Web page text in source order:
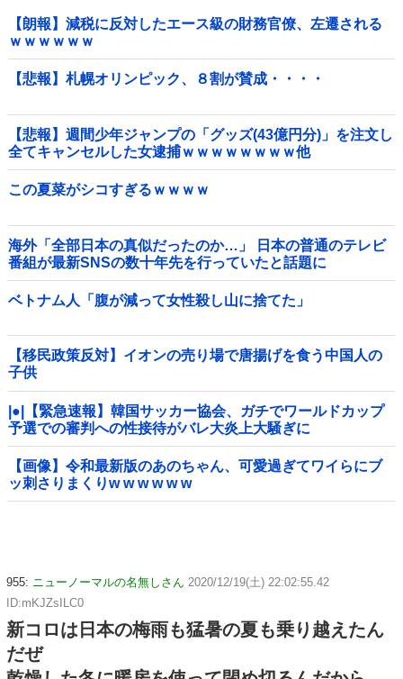
【朗報】減税に反対したエース級の財務官僚、左遷される
ｗｗｗｗｗｗ
【悲報】札幌オリンピック、８割が賛成・・・・
【悲報】週間少年ジャンプの「グッズ(43億円分)」を注文し
全てキャンセルした女逮捕ｗｗｗｗｗｗｗｗ他
この夏菜がシコすぎるｗｗｗｗ
海外「全部日本の真似だったのか…」 日本の普通のテレビ
番組が最新SNSの数十年先を行っていたと話題に
ベトナム人「腹が減って女性殺し山に捨てた」
【移民政策反対】イオンの売り場で唐揚げを食う中国人の
子供
|●|【緊急速報】韓国サッカー協会、ガチでワールドカップ
予選での審判への性接待がバレ大炎上大騒ぎに
【画像】令和最新版のあのちゃん、可愛過ぎてワイらにブ
ッ刺さりまくりw w w w w w
955: ニューノーマルの名無しさん 2020/12/19(土) 22:02:55.42
ID:mKJZsILC0
新コロは日本の梅雨も猛暑の夏も乗り越えたん
だぜ